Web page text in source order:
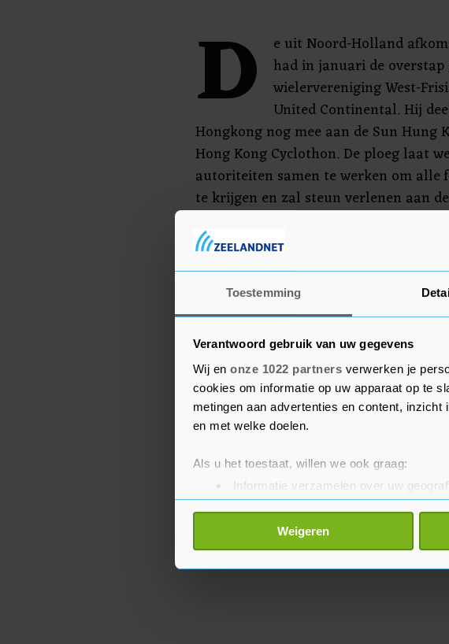
Toestemming
Verantwoord gebruik van uw gegevens
Wij en onze 1022 partners verwerken je
cookies om informatie op uw apparaat op te
metingen aan advertenties en content,
en met welke doelen.
Als u het toestaat, willen we ook graag:
Informatie verzamelen over uw
Uw apparaat identificeren door het
Lees meer over hoe uw persoonlijke
toestemming op elk moment wijzigen of
Weigeren
D
e uit Noord-Holland
had in januari de
wielervereniging West-
United Continental. Hij
Hongkong nog mee aan de Sun Hung
Hong Kong Cyclothon. De ploeg laat
autoriteiten samen te werken om alle
te krijgen en zal steun verlenen aan
teamgenoten en vrienden", meldt het
Nederlandse wielrenunie KNWU